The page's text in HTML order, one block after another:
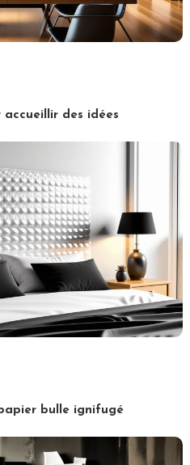
accueillir des idées
bulle ignifugé